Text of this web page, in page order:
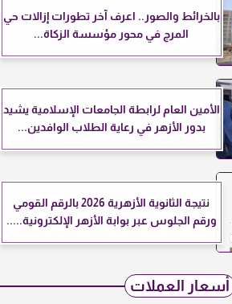
بالخرائط والصور.. اعرف آخر تطورات إزالات حي
المرج في محور مؤسسة الزكاة...
الأمين العام لرابطة الجامعات الإسلامية يشيد
بدور الأزهر في رعاية الطلاب الوافدين...
نتيجة الثانوية الأزهرية 2026 بالرقم القومي
ورقم الجلوس عبر بوابة الأزهر الإلكترونية.....
أسعار العملات